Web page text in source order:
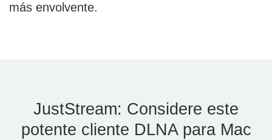
más envolvente.
JustStream: Considere este
potente cliente DLNA para Mac